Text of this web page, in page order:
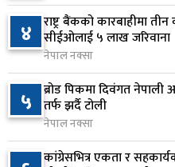
८
सुनसरी र सिरहाका
दिने सरकारको निर्णय
१ दिन अघि
९
कृषि क्षेत्रलाई
नीति २०८३ जारी
१ दिन अघि
४ राष्ट्र बैंकको कारबाहीमा
सीईओलाई ५ लाख जरिवाना
नेपाल नक्सा
५ ब्रोड पिकमा दिवंगत नेपाली
तर्फ झर्दै टोली
नेपाल नक्सा
कांग्रेसभित्र एकता र